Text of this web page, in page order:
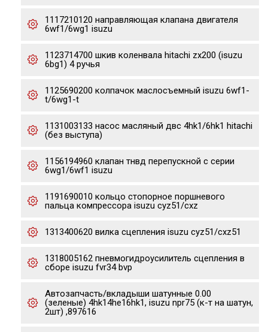
1117210120 направляющая клапана двигателя
6wf1/6wg1 isuzu
1123714700 шкив коленвала hitachi zx200 (isuzu
6bg1) 4 ручья
1125690200 колпачок маслосъемный isuzu 6wf1-
t/6wg1-t
1131003133 насос масляный двс 4hk1/6hk1 hitachi
(без выступа)
1156194960 клапан тнвд перепускной с серии
6wg1/6wf1 isuzu
1191690010 кольцо стопорное поршневого
пальца компрессора isuzu cyz51/cxz
1313400620 вилка сцепления isuzu cyz51/cxz51
1318005162 пневмогидроусилитель сцепления в
сборе isuzu fvr34 bvp
Автозапчасть/вкладыши шатунные 0.00
(зеленые) 4hk14he16hk1, isuzu npr75 (к-т на шатун,
2шт) ,897616